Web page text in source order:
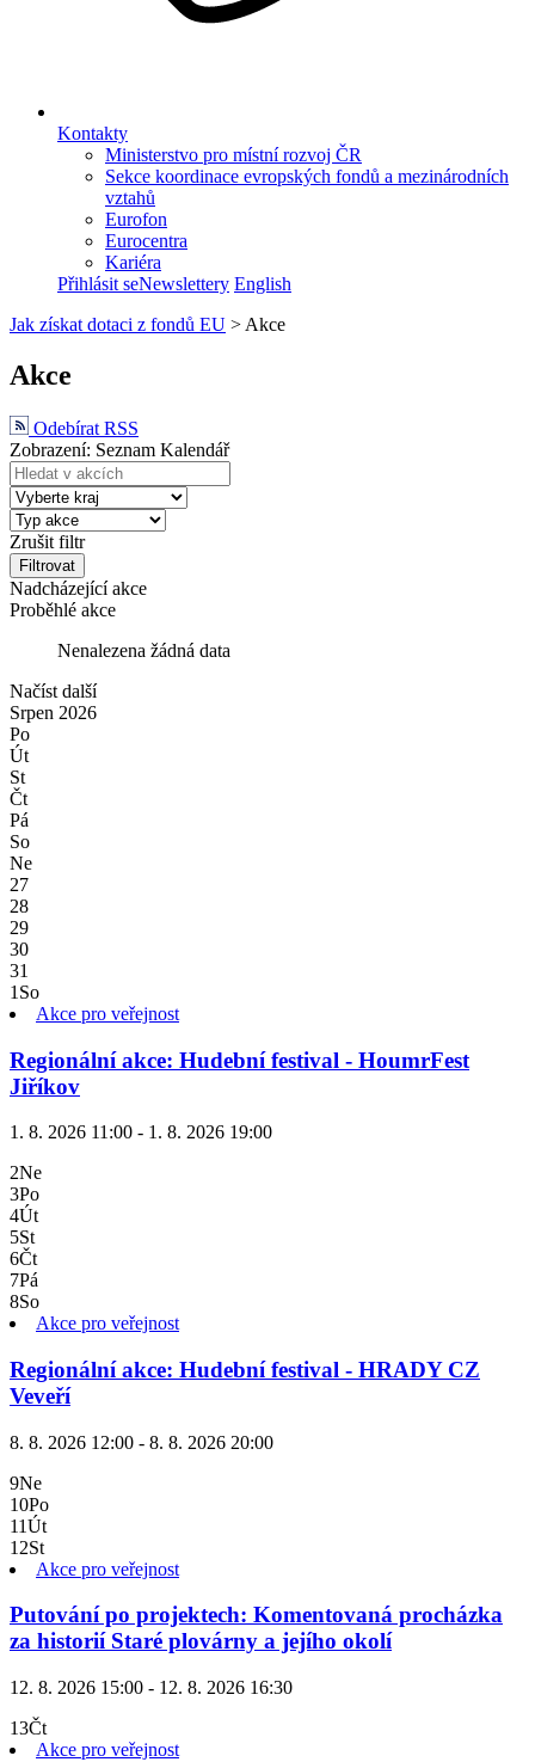
Kontakty
Ministerstvo pro místní rozvoj ČR
Sekce koordinace evropských fondů a mezinárodních
vztahů
Eurofon
Eurocentra
Kariéra
Přihlásit seNewslettery English
Jak získat dotaci z fondů EU > Akce
Akce
Odebírat RSS
Zobrazení: Seznam Kalendář
Zrušit filtr
Filtrovat
Nadcházející akce
Proběhlé akce
Nenalezena žádná data
Načíst další
Srpen 2026
Po
Út
St
Čt
Pá
So
Ne
27
28
29
30
31
1 So
Akce pro veřejnost
Regionální akce: Hudební festival - HoumrFest
Jiříkov
1. 8. 2026 11:00 - 1. 8. 2026 19:00
2Ne
3Po
4Út
5St
6Čt
7Pá
8So
Akce pro veřejnost
Regionální akce: Hudební festival - HRADY CZ
Veveří
8. 8. 2026 12:00 - 8. 8. 2026 20:00
9Ne
10Po
11Út
12St
Akce pro veřejnost
Putování po projektech: Komentovaná procházka
za historií Staré plovárny a jejího okolí
12. 8. 2026 15:00 - 12. 8. 2026 16:30
13Čt
Akce pro veřejnost